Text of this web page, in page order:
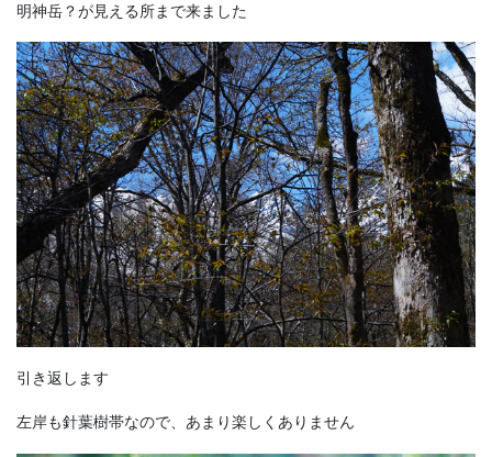
明神岳？が見える所まで来ました
引き返します
左岸も針葉樹帯なので、あまり楽しくありません